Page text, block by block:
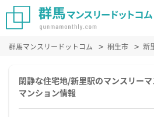
群馬マンスリードットコム 桐生市 新
閑静な住宅地/新里駅のマンスリー
マンション情報